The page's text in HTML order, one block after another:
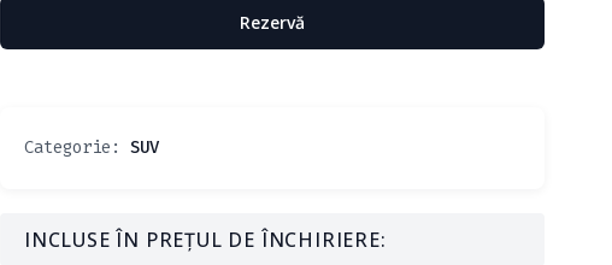
Rezervă
Categorie: SUV
INCLUSE ÎN PREȚUL DE ÎNCHIRIERE: